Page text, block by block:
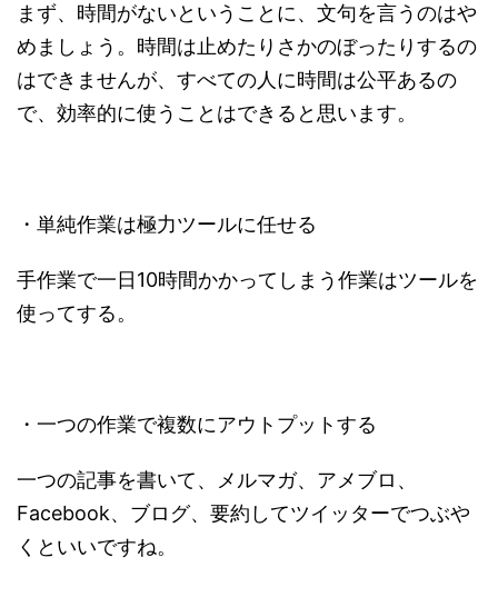
まず、時間がないということに、文句を言うのはや
めましょう。時間は止めたりさかのぼったりするの
はできませんが、すべての人に時間は公平あるの
で、効率的に使うことはできると思います。
・単純作業は極力ツールに任せる
手作業で一日10時間かかってしまう作業はツールを
使ってする。
・一つの作業で複数にアウトプットする
一つの記事を書いて、メルマガ、アメブロ、
Facebook、ブログ、要約してツイッターでつぶや
くといいですね。